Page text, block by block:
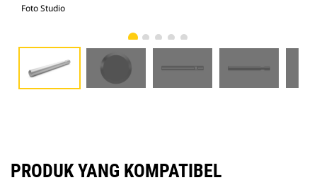
Foto Studio
PRODUK YANG KOMPATIBEL